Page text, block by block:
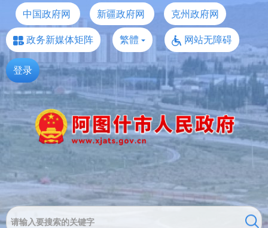
中国政府网 新疆政府网
克州政府网
政务新媒体矩阵
繁體 网站无障碍
登录